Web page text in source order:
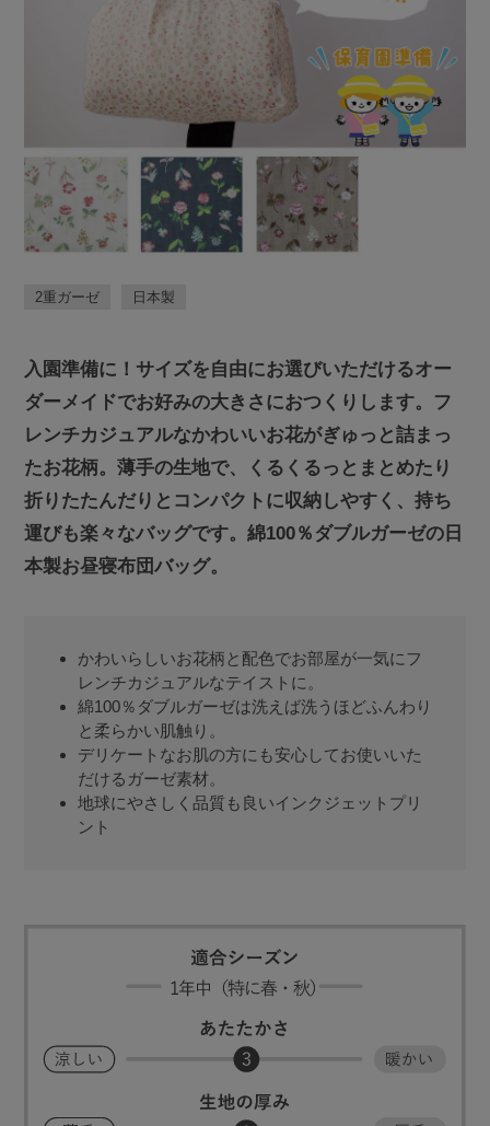
2重ガーゼ 日本製
入園準備に！サイズを自由にお選びいただけるオー
ダーメイドでお好みの大きさにおつくりします。フ
レンチカジュアルなかわいいお花がぎゅっと詰まっ
たお花柄。薄手の生地で、くるくるっとまとめたり
折りたたんだりとコンパクトに収納しやすく、持ち
運びも楽々なバッグです。綿100％ダブルガーゼの日
本製お昼寝布団バッグ。
かわいらしいお花柄と配色でお部屋が一気にフ
レンチカジュアルなテイストに。
綿100％ダブルガーゼは洗えば洗うほどふんわり
と柔らかい肌触り。
デリケートなお肌の方にも安心してお使いいた
だけるガーゼ素材。
地球にやさしく品質も良いインクジェットプリ
ント